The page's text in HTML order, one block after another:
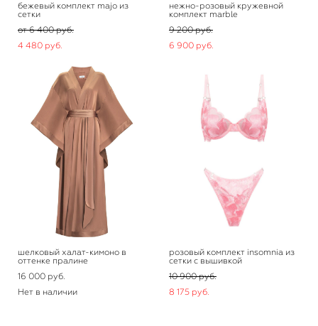
бежевый комплект majo из
сетки
от 6 400 pуб.
4 480 pуб.
нежно-розовый кружевной
комплект marble
9 200 pуб.
6 900 pуб.
шелковый халат-кимоно в
оттенке пралине
16 000 pуб.
Нет в наличии
розовый комплект insomnia из
сетки с вышивкой
10 900 pуб.
8 175 pуб.